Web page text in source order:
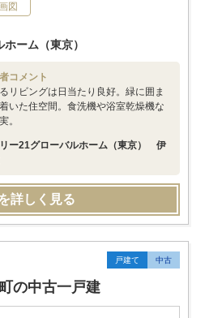
図
ーム（東京）
コメント
リビングは日当たり良好。緑に囲ま
いた住空間。食洗機や浴室乾燥機な
。
ー21グローバルホーム（東京） 伊
詳しく見る
戸建て 中古
の中古一戸建